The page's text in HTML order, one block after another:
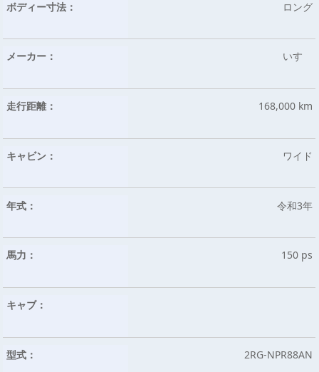
ボディー寸法： ロング
メーカー： いすゞ
走行距離： 168,000 km
キャビン： ワイド
年式： 令和3年
馬力： 150 ps
キャブ：
型式： 2RG-NPR88AN